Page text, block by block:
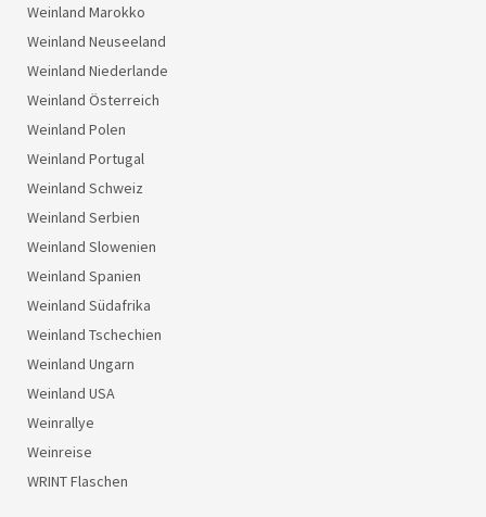
Weinland Marokko
Weinland Neuseeland
Weinland Niederlande
Weinland Österreich
Weinland Polen
Weinland Portugal
Weinland Schweiz
Weinland Serbien
Weinland Slowenien
Weinland Spanien
Weinland Südafrika
Weinland Tschechien
Weinland Ungarn
Weinland USA
Weinrallye
Weinreise
WRINT Flaschen